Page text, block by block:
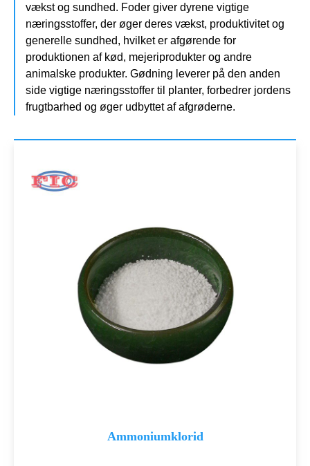
vækst og sundhed. Foder giver dyrene vigtige
næringsstoffer, der øger deres vækst, produktivitet og
generelle sundhed, hvilket er afgørende for
produktionen af kød, mejeriprodukter og andre
animalske produkter. Gødning leverer på den anden
side vigtige næringsstoffer til planter, forbedrer jordens
frugtbarhed og øger udbyttet af afgrøderne.
Ammoniumklorid